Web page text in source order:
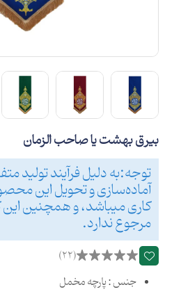
بیرق بهشت یا صاحب الزمان
توجه:به دلیل فرآیند تولید
کاری میباشد، و همچنین این
مرجوع ندارد.
(22)
جنس : پارچه مخمل